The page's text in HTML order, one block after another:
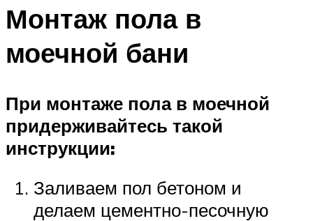
Монтаж пола в
моечной бани
При монтаже пола в моечной
придерживайтесь такой
инструкции:
Заливаем пол бетоном и
делаем цементно-песочную